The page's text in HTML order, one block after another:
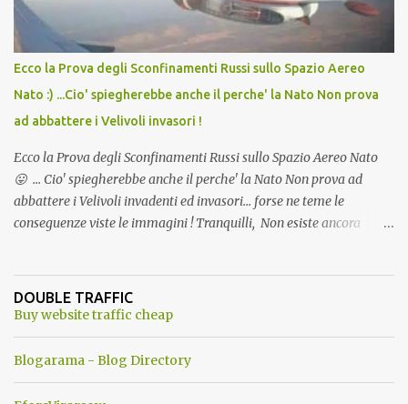
Ecco la Prova degli Sconfinamenti Russi sullo Spazio Aereo
Nato :) ...Cio' spiegherebbe anche il perche' la Nato Non prova
ad abbattere i Velivoli invasori !
Ecco la Prova degli Sconfinamenti Russi sullo Spazio Aereo Nato
😛 ... Cio' spiegherebbe anche il perche' la Nato Non prova ad
abbattere i Velivoli invadenti ed invasori... forse ne teme le
conseguenze viste le immagini ! Tranquilli, Non esiste ancora
ancora una fantasia Nato o forse una "False Flag", per provocare
una guerra mondiale che difficilmente da menti sane, potrebbe
DOUBLE TRAFFIC
Buy website traffic cheap
Blogarama - Blog Directory